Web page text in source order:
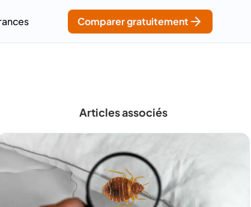
Comparer gratuitement
Articles associés